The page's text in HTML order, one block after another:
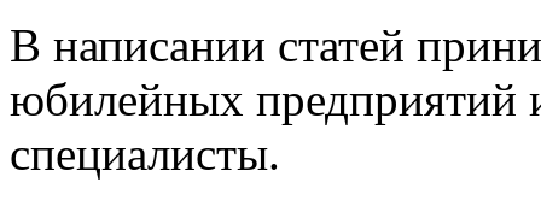
В написании статей
юбилейных предприятий
специалисты.